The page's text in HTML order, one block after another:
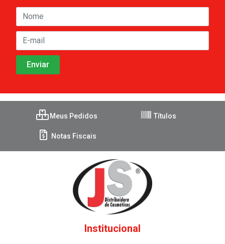
Meus Pedidos Títulos
Notas Fiscais
Institucional